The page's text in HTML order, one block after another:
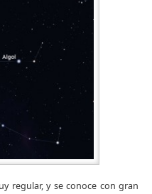
regular, y se conoce con gran